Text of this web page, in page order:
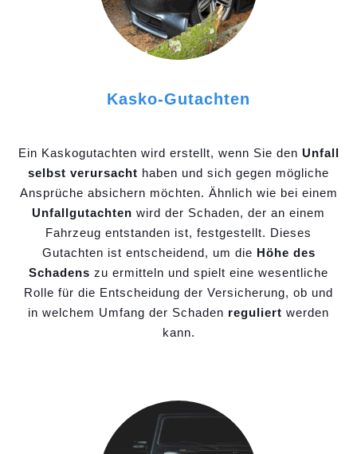
Kasko-Gutachten
Ein Kaskogutachten wird erstellt, wenn Sie den Unfall
selbst verursacht haben und sich gegen mögliche
Ansprüche absichern möchten. Ähnlich wie bei einem
Unfallgutachten wird der Schaden, der an einem
Fahrzeug entstanden ist, festgestellt. Dieses
Gutachten ist entscheidend, um die Höhe des
Schadens zu ermitteln und spielt eine wesentliche
Rolle für die Entscheidung der Versicherung, ob und
in welchem Umfang der Schaden reguliert werden
kann.